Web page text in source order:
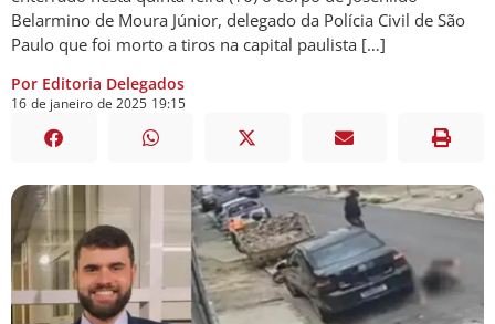
Belarmino de Moura Júnior, delegado da Polícia Civil de São
Paulo que foi morto a tiros na capital paulista […]
Por Editoria Delegados
16 de janeiro de 2025 19:15